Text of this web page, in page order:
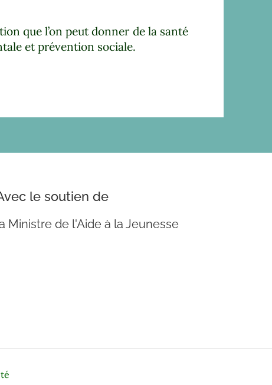
que l’on peut donner de la santé
et prévention sociale.​
le soutien de
Ministre de l'Aide à la Jeunesse